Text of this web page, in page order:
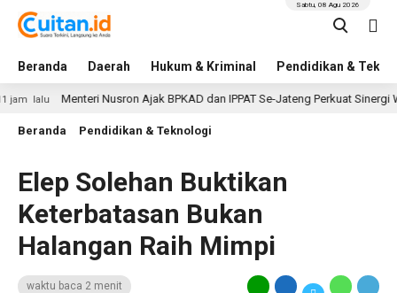
Beranda Daerah Hukum & Kriminal Pendidikan &
Sabtu, 08 Agu 2026
Menteri Nusron Ajak BPKAD dan IPPAT Se-Jateng Perkuat Sinergi
Beranda Pendidikan & Teknologi
Elep Solehan Buktikan
Keterbatasan Bukan
Halangan Raih Mimpi
waktu baca 2 menit